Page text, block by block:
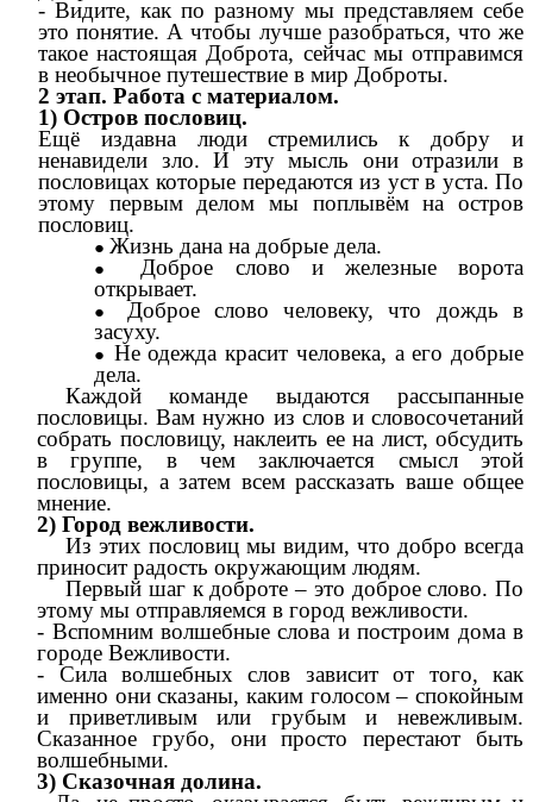
- Видите, как по разному мы представляем себе
это понятие. А чтобы лучше разобраться, что же
такое настоящая Доброта, сейчас мы отправимся
в необычное путешествие в мир Доброты.
2 этап. Работа с материалом.
1) Остров пословиц.
Ещё издавна люди стремились к добру и
ненавидели зло. И эту мысль они отразили в
пословицах которые передаются из уст в уста. По
этому первым делом мы поплывём на остров
пословиц.
Жизнь дана на добрые дела.
Доброе слово и железные ворота
открывает.
Доброе слово человеку, что дождь в
засуху.
Не одежда красит человека, а его добрые
дела.
Каждой команде выдаются рассыпанные
пословицы. Вам нужно из слов и словосочетаний
собрать пословицу, наклеить ее на лист, обсудить
в группе, в чем заключается смысл этой
пословицы, а затем всем рассказать ваше общее
мнение.
2) Город вежливости.
Из этих пословиц мы видим, что добро всегда
приносит радость окружающим людям.
Первый шаг к доброте – это доброе слово. По
этому мы отправляемся в город вежливости.
- Вспомним волшебные слова и построим дома в
городе Вежливости.
- Сила волшебных слов зависит от того, как
именно они сказаны, каким голосом – спокойным
и приветливым или грубым и невежливым.
Сказанное грубо, они просто перестают быть
волшебными.
3) Сказочная долина.